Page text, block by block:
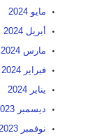
مايو 2024
أبريل 2024
مارس 2024
فبراير 2024
يناير 2024
ديسمبر 2023
نوفمبر 2023